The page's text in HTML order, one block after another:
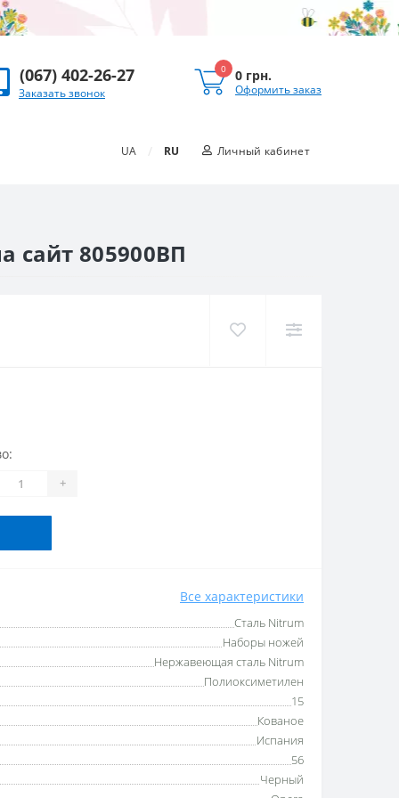
(067) 402-26-27
Заказать звонок
0 0 грн.
Оформить заказ
UA / RU Личный кабинет
сайт 805900ВП
+
Все характеристики
Сталь Nitrum
Наборы ножей
Нержавеющая сталь Nitrum
Полиоксиметилен
15
Кованое
Испания
56
Черный